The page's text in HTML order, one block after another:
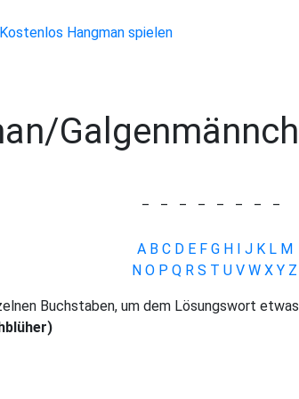
A B C D E F G H I J K L M
N O P Q R S T U V W X Y Z
Buchstaben, um dem Lösungswort